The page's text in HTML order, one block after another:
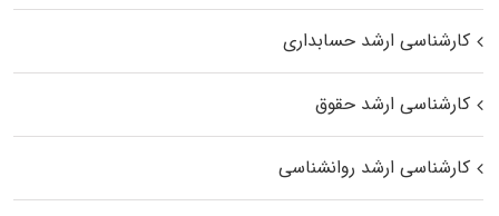
کارشناسی ارشد حسابداری
کارشناسی ارشد حقوق
کارشناسی ارشد روانشناسی